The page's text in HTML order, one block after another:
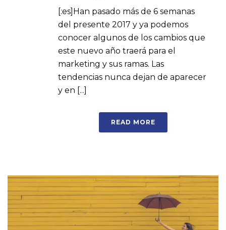
[:es]Han pasado más de 6 semanas
del presente 2017 y ya podemos
conocer algunos de los cambios que
este nuevo año traerá para el
marketing y sus ramas. Las
tendencias nunca dejan de aparecer
y en [...]
READ MORE